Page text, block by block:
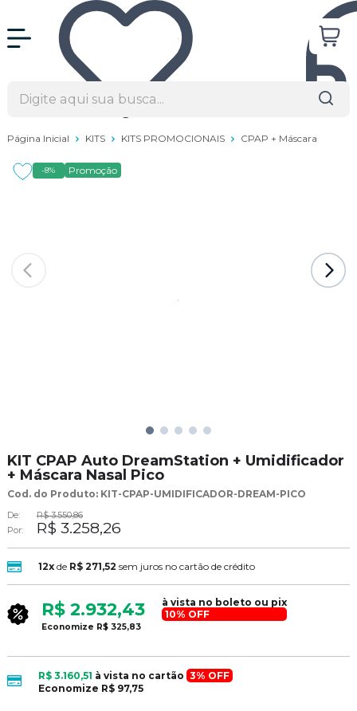
Página Inicial KITS KITS PROMOCIONAIS CPAP + Máscara
-8% Promoção
KIT CPAP Auto DreamStation + Umidificador
+ Máscara Nasal Pico
Cod. do Produto: KIT-CPAP-UMIDIFICADOR-DREAM-PICO
De:
R$ 3.550,86
Por:
R$ 3.258,26
12xde R$ 271,52 sem juros no cartão de crédito
R$ 2.932,43
à vista no boleto ou pix
10% OFF
Economize R$ 325,83
R$ 3.160,51 à vista no cartão 3% OFF
Economize R$ 97,75